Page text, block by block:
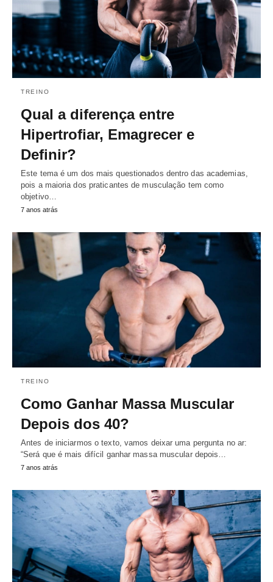
TREINO
Qual a diferença entre
Hipertrofiar, Emagrecer e
Definir?
Este tema é um dos mais questionados dentro das academias,
pois a maioria dos praticantes de musculação tem como
objetivo…
7 anos atrás
TREINO
Como Ganhar Massa Muscular
Depois dos 40?
Antes de iniciarmos o texto, vamos deixar uma pergunta no ar:
“Será que é mais difícil ganhar massa muscular depois…
7 anos atrás